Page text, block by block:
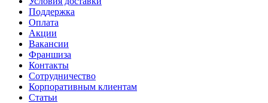
Поддержка
Оплата
Акции
Вакансии
Франшиза
Контакты
Сотрудничество
Корпоративным клиентам
Статьи